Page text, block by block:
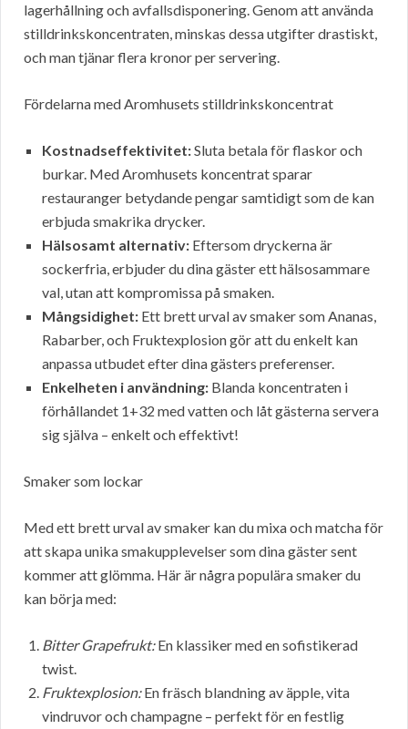
lagerhållning och avfallsdisponering. Genom att använda
stilldrinkskoncentraten, minskas dessa utgifter drastiskt,
och man tjänar flera kronor per servering.
Fördelarna med Aromhusets stilldrinkskoncentrat
Kostnadseffektivitet:Sluta betala för flaskor och
burkar. Med Aromhusets koncentrat sparar
restauranger betydande pengar samtidigt som de kan
erbjuda smakrika drycker.
Hälsosamt alternativ: Eftersom dryckerna är
sockerfria, erbjuder du dina gäster ett hälsosammare
val, utan att kompromissa på smaken.
Mångsidighet: Ett brett urval av smaker som Ananas,
Rabarber, och Fruktexplosion gör att du enkelt kan
anpassa utbudet efter dina gästers preferenser.
Enkelheten i användning: Blanda koncentraten i
förhållandet 1+32 med vatten och låt gästerna servera
sig själva – enkelt och effektivt!
Smaker som lockar
Med ett brett urval av smaker kan du mixa och matcha för
att skapa unika smakupplevelser som dina gäster sent
kommer att glömma. Här är några populära smaker du
kan börja med:
Bitter Grapefrukt:En klassiker med en sofistikerad
twist.
Fruktexplosion:En fräsch blandning av äpple, vita
vindruvor och champagne – perfekt för en festlig